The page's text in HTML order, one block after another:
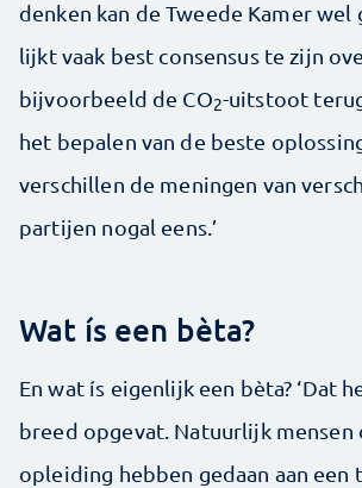
denken kan de Tweede Kamer wel
lijkt vaak best consensus te zijn
bijvoorbeeld de CO2-uitstoot
het bepalen van de beste
verschillen de meningen van
partijen nogal eens.’
Wat ís een bèta?
En wat ís eigenlijk een bèta? ‘Dat
breed opgevat. Natuurlijk mensen
opleiding hebben gedaan aan een